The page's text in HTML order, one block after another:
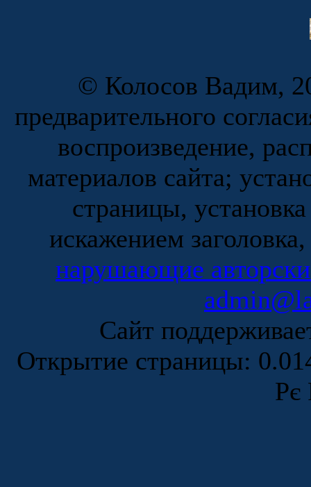
© Колосов Вадим,
предварительного
воспроизведение,
материалов сайта;
страницы,
искажением
нарушающие
Сайт
Открытие страницы:
Рє